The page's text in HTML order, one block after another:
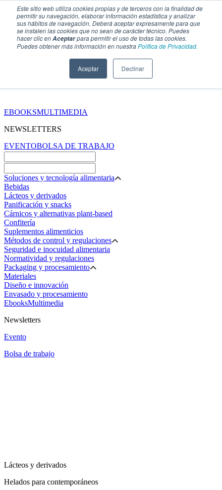
Este sitio web utiliza cookies propias y de terceros con la finalidad de
permitir su navegación, elaborar información estadística y analizar
sus hábitos de navegación. Deberá aceptar expresamente para que
se instalen las cookies que no sean de carácter técnico. Puedes
hacer clic enAceptarpara permitir el uso de todas las cookies.
Puedes obtener más información en nuestraPolítica de Privacidad.
Aceptar Declinar
EBOOKSMULTIMEDIA
NEWSLETTERS
EVENTOBOLSA DE TRABAJO
Soluciones y tecnología alimentaria
Bebidas
Lácteos y derivados
Panificación y snacks
Cárnicos y alternativas plant-based
Confitería
Suplementos alimenticios
Métodos de control y regulaciones
Seguridad e inocuidad alimentaria
Normatividad y regulaciones
Packaging y procesamiento
Materiales
Diseño e innovación
Envasado y procesamiento
EbooksMultimedia
Newsletters
Evento
Bolsa de trabajo
Lácteos y derivados
Helados para contemporáneos